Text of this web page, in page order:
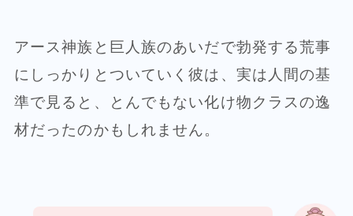
アース神族と巨人族のあいだで勃発する荒事
にしっかりとついていく彼は、実は人間の基
準で見ると、とんでもない化け物クラスの逸
材だったのかもしれません。